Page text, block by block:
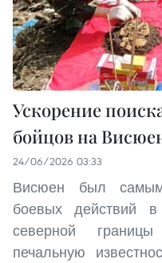
Ускорение
бойцов на
24/06/2026 03:33
Висюен был самым
боевых действий
северной
печальную